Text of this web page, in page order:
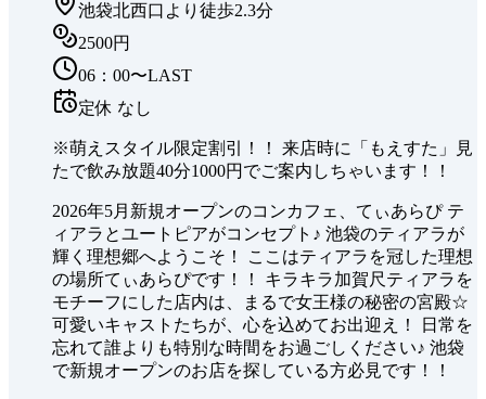
池袋北西口より徒歩2.3分
2500円
06：00〜LAST
定休 なし
※萌えスタイル限定割引！！ 来店時に「もえすた」見
たで飲み放題40分1000円でご案内しちゃいます！！
2026年5月新規オープンのコンカフェ、てぃあらぴ テ
ィアラとユートピアがコンセプト♪ 池袋のティアラが
輝く理想郷へようこそ！ ここはティアラを冠した理想
の場所てぃあらぴです！！ キラキラ加賀尺ティアラを
モチーフにした店内は、まるで女王様の秘密の宮殿☆
可愛いキャストたちが、心を込めてお出迎え！ 日常を
忘れて誰よりも特別な時間をお過ごしください♪ 池袋
で新規オープンのお店を探している方必見です！！